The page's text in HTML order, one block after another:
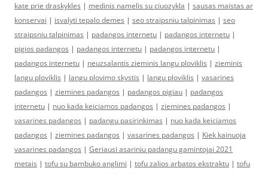
kate prie draskykles | medinis namelis su ciuozykla | sausas maistas ar
konservai | isvalyti tepalo demes | seo straipsniu talpinimas | seo
straipsniu talpinimas | padangos internetu | padangos internetu |
pigios padangos | padangos internetu | padangos internetu |
padangos internetu | neuzsalantis zieminis langu ploviklis | zieminis
langu ploviklis | langu plovimo skystis | langu ploviklis | vasarines
padangos | ziemines padangos | padangos pigiau | padangos
internetu | nuo kada keiciamos padangos | ziemines padangos |
vasarines padangos | padangu pasirinkimas | nuo kada keiciamos
padangos | ziemines padangos | vasarines padangos | Kiek kainuoja
vasarines padangos | Geriausi asariniu padangu gamintojai 2021
metais | tofu su bambuko anglimi | tofu zalios arbatos ekstraktu | tofu